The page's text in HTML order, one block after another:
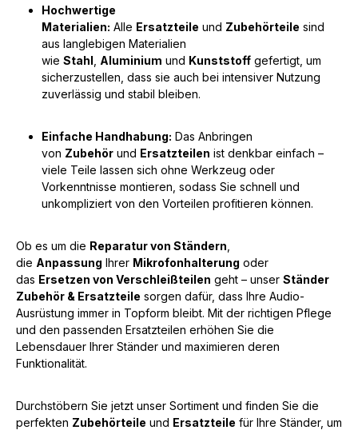
Hochwertige
Materialien: Alle Ersatzteile und Zubehörteile sind
aus langlebigen Materialien
wie Stahl Aluminium und Kunststoff gefertigt, um
sicherzustellen, dass sie auch bei intensiver Nutzung
zuverlässig und stabil bleiben.
Einfache Handhabung: Das Anbringen
von Zubehör und Ersatzteilen ist denkbar einfach –
viele Teile lassen sich ohne Werkzeug oder
Vorkenntnisse montieren, sodass Sie schnell und
unkompliziert von den Vorteilen profitieren können.
Ob es um die Reparatur von Ständern
die Anpassung Ihrer Mikrofonhalterung oder
das Ersetzen von Verschleißteilen geht – unser Ständer
Zubehör & Ersatzteile sorgen dafür, dass Ihre Audio-
Ausrüstung immer in Topform bleibt. Mit der richtigen Pflege
und den passenden Ersatzteilen erhöhen Sie die
Lebensdauer Ihrer Ständer und maximieren deren
Funktionalität.
Durchstöbern Sie jetzt unser Sortiment und finden Sie die
perfekten Zubehörteile und Ersatzteile für Ihre Ständer, um